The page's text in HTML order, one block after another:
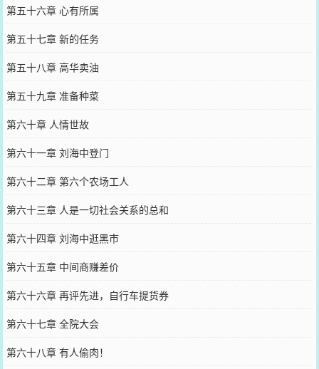
第五十六章 心有所属
第五十七章 新的任务
第五十八章 高华卖油
第五十九章 准备种菜
第六十章 人情世故
第六十一章 刘海中登门
第六十二章 第六个农场工人
第六十三章 人是一切社会关系的总和
第六十四章 刘海中逛黑市
第六十五章 中间商赚差价
第六十六章 再评先进，自行车提货券
第六十七章 全院大会
第六十八章 有人偷肉！